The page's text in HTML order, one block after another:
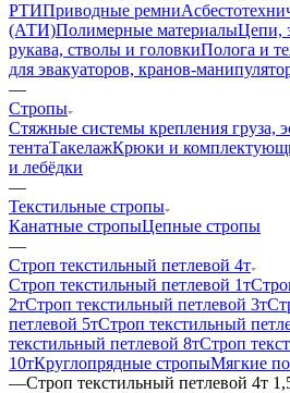
РТИПриводные ремни
(АТИ)Полимерные материалыЦепи,
рукава, стволы и головкиПолога и
для эвакуаторов, кранов-
—
Стропы
Стяжные системы крепления груза,
тентаТакелажКрюки и
и лебёдки
—
Текстильные стропы
Канатные стропыЦепные стропы
—
Строп текстильный петлевой 4т
Строп текстильный петлевой 1т
2тСтроп текстильный петлевой 3т
петлевой 5тСтроп текстильный
текстильный петлевой 8тСтроп
10тКруглопрядные стропыМягкие
—Строп текстильный петлевой 4т